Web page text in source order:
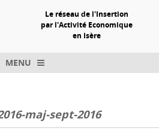
Le réseau de l'Insertion
par l'Activité Economique
en Isère
MENU
maj-sept-2016